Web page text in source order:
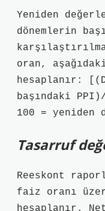
Yeniden
dönemlerin
oran,
hesaplanır:
başındaki
100 = yeniden
Tasarruf
Reeskont
faiz oranı
hesaplanır.